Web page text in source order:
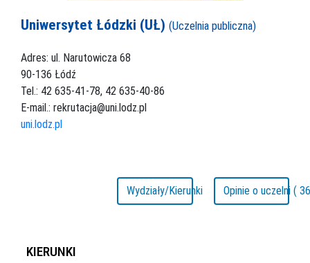
Uniwersytet Łódzki (UŁ) (Uczelnia publiczna)
Adres: ul. Narutowicza 68
90-136 Łódź
Tel.: 42 635-41-78, 42 635-40-86
E-mail.: rekrutacja@uni.lodz.pl
uni.lodz.pl
Wydziały/Kierunki Opinie o uczelni (
KIERUNKI